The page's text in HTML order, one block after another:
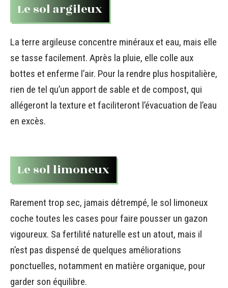
Le sol argileux
La terre argileuse concentre minéraux et eau, mais elle
se tasse facilement. Après la pluie, elle colle aux
bottes et enferme l’air. Pour la rendre plus hospitalière,
rien de tel qu’un apport de sable et de compost, qui
allégeront la texture et faciliteront l’évacuation de l’eau
en excès.
Le sol limoneux
Rarement trop sec, jamais détrempé, le sol limoneux
coche toutes les cases pour faire pousser un gazon
vigoureux. Sa fertilité naturelle est un atout, mais il
n’est pas dispensé de quelques améliorations
ponctuelles, notamment en matière organique, pour
garder son équilibre.